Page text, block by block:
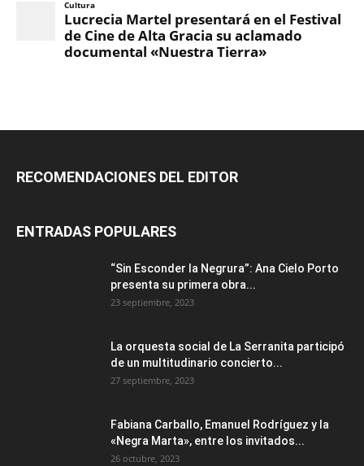
RECOMENDACIONES DEL EDITOR
ENTRADAS POPULARES
“Sin Esconder la Negrura”: Ana Cielo Porto
presenta su primera obra...
23 septiembre, 2023
La orquesta social de La Serranita participó
de un multitudinario concierto...
27 septiembre, 2023
Fabiana Carballo, Emanuel Rodríguez y la
«Negra Marta», entre los invitados...
26 octubre, 2023